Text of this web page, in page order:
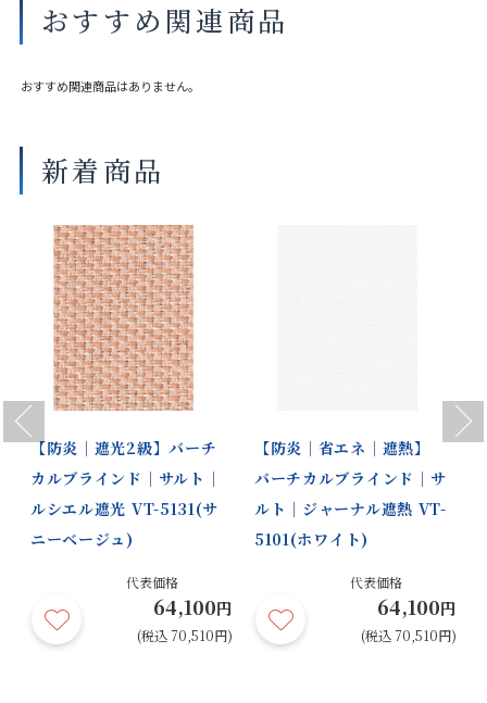
部品色 オプショ
ム色〉
ホワイト（木調） ナチュラルブラウ
商品の詳細に関しましては、上部のデジタルカタログをご確認くださ
サイズや仕様によって価格が異なります。
製品タイプやスラットカラーによって製作可能な寸法や仕様が異なる
場合がございます。
操作性等は店舗にてご確認ください。
画像は撮影環境やご覧いただく画面によって色味や印象が異なる場合
がございます。
おすすめ関連商品
おすすめ関連商品はありません。
新着商品
Previous
【防炎｜遮光2級】バーチ
カルブラインド｜サルト｜
ルシエル遮光 VT-5131(サ
ニーベージュ)
代表価格
64,100円
(税込 70,510円)
【防炎｜省エネ｜遮熱】
バーチカルブラインド｜サ
ルト｜ジャーナル遮熱 VT-
5101(ホワイト)
代表価格
64,100円
(税込 70,510円)
Next